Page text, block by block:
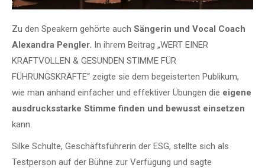
Zu den Speakern gehörte auch Sängerin und Vocal Coach
Alexandra Pengler. In ihrem Beitrag „WERT EINER
KRAFTVOLLEN & GESUNDEN STIMME FÜR
FÜHRUNGSKRÄFTE“ zeigte sie dem begeisterten Publikum,
wie man anhand einfacher und effektiver Übungen die eigene
ausdrucksstarke Stimme finden und bewusst einsetzen
kann.
Silke Schulte, Geschäftsführerin der ESG, stellte sich als
Testperson auf der Bühne zur Verfügung und sagte